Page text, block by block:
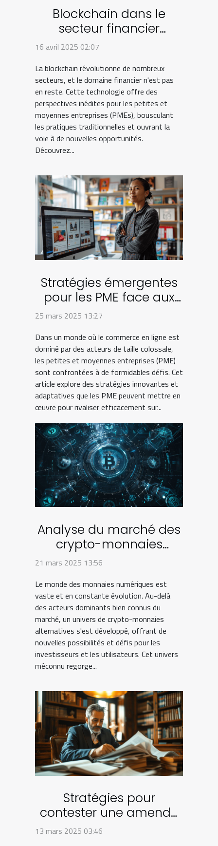
Blockchain dans le
secteur financier
innovations et impacts
16 avril 2025 02:07
La blockchain révolutionne de nombreux
secteurs, et le domaine financier n'est pas
en reste. Cette technologie offre des
perspectives inédites pour les petites et
moyennes entreprises (PMEs), bousculant
les pratiques traditionnelles et ouvrant la
voie à de nouvelles opportunités.
Découvrez...
Stratégies émergentes
pour les PME face aux
géants du commerce
25 mars 2025 13:27
Dans un monde où le commerce en ligne est
dominé par des acteurs de taille colossale,
les petites et moyennes entreprises (PME)
sont confrontées à de formidables défis. Cet
article explore des stratégies innovantes et
adaptatives que les PME peuvent mettre en
œuvre pour rivaliser efficacement sur...
Analyse du marché des
crypto-monnaies
alternatives aux géants
21 mars 2025 13:56
Le monde des monnaies numériques est
vaste et en constante évolution. Au-delà
des acteurs dominants bien connus du
marché, un univers de crypto-monnaies
alternatives s'est développé, offrant de
nouvelles possibilités et défis pour les
investisseurs et les utilisateurs. Cet univers
méconnu regorge...
Stratégies pour
contester une amende
administrative en droit
13 mars 2025 03:46